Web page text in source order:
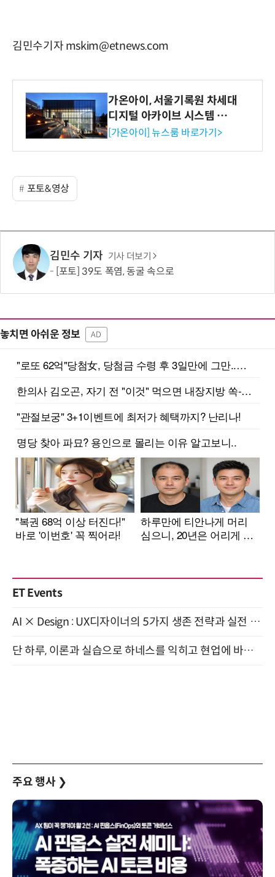
김민수기자 mskim@etnews.com
가온아이, 서울기록원 차세대
디지털 아카이브 시스템 구축
수행
[가온아이] 뉴스룸 바로가기>
포토&영상
김민수 기자 기사 더보기
[포토] 39도 폭염, 동굴 속으로
놓치면 아쉬운 정보 AD
ET Events
AI × Design : UX디자이너의 5가지 생존 전략과 실전 대응 8월 28일 개최
단 하루, 이론과 실습으로 하네스를 익히고 현업에 바로 쓰는 핸즈온 워크숍 (8/20)
주요 행사 ❯